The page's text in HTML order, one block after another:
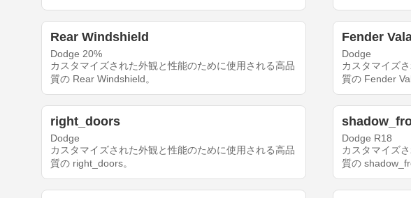
Rear Windshield
Dodge 20%
カスタマイズされた外観と性能のために使用される高品
質の Rear Windshield。
Fender
Dodge
カスタマイズ
質の Fender
right_doors
Dodge
カスタマイズされた外観と性能のために使用される高品
質の right_doors。
Dodge R18
カスタマイズ
質の